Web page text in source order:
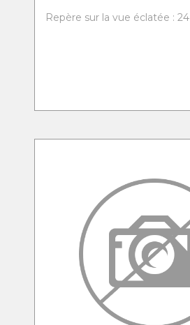
Repère sur la vue éclatée : 24